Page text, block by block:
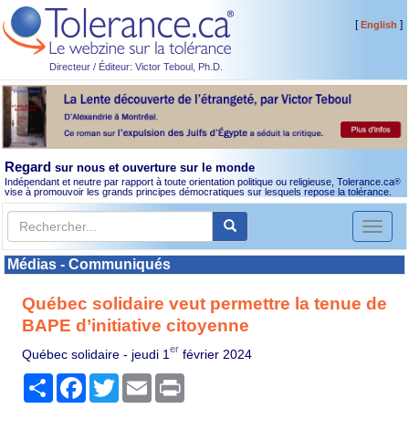
Directeur / Éditeur: Victor Teboul, Ph.D.
[English ]
Regard sur nous et ouverture sur le monde
Indépendant et neutre par rapport à toute orientation politique ou religieuse, Tolerance.ca®
vise à promouvoir les grands principes démocratiques sur lesquels repose la tolérance.
Toggle
Médias - Communiqués
Québec solidaire veut permettre la tenue de
BAPE d’initiative citoyenne
Québec solidaire - jeudi 1er février 2024
PartagerFacebook
TwitterEmail